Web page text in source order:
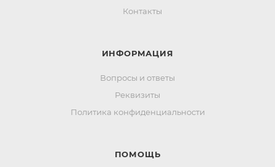
Контакты
ИНФОРМАЦИЯ
Вопросы и ответы
Реквизиты
Политика конфиденциальности
ПОМОЩЬ